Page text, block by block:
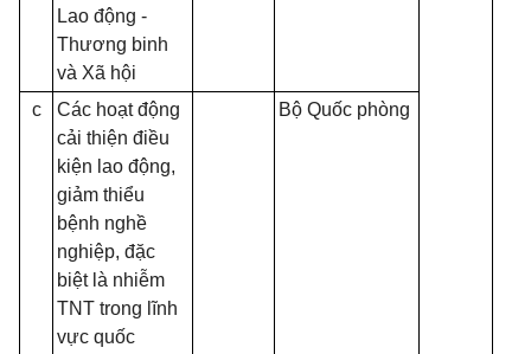
Lao động -
Thương binh
và Xã hội
c
Các hoạt động
cải thiện điều
kiện lao động,
giảm thiểu
bệnh nghề
nghiệp, đặc
biệt là nhiễm
TNT trong lĩnh
vực quốc
Bộ Quốc phòng